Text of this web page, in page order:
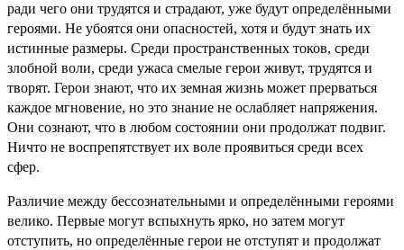
ради чего они трудятся и страдают, уже будут определёнными
героями. Не убоятся они опасностей, хотя и будут знать их
истинные размеры. Среди пространственных токов, среди
злобной воли, среди ужаса смелые герои живут, трудятся и
творят. Герои знают, что их земная жизнь может прерваться
каждое мгновение, но это знание не ослабляет напряжения.
Они сознают, что в любом состоянии они продолжат подвиг.
Ничто не воспрепятствует их воле проявиться среди всех
сфер.
Различие между бессознательными и определёнными героями
велико. Первые могут вспыхнуть ярко, но затем могут
отступить, но определённые герои не отступят и продолжат